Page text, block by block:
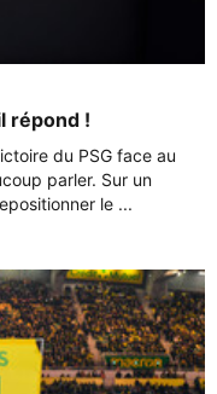
répond !
du PSG face au
parler. Sur un
le ...